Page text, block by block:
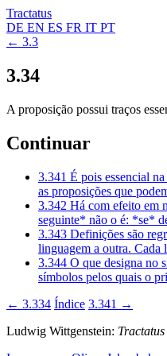
Tractatus
DE EN ES FR IT PT
← 3.3
3.34
A proposição possui traços
Continuar
3.341 É pois essencial
as proposições que
3.342 Há com efeito em
seguinte* não o é: *se*
3.343 Definições são
linguagem a outra.
3.344 O que designa no
símbolos pelos quais o
← 3.334 Índice 3.341 →
Ludwig Wittgenstein: